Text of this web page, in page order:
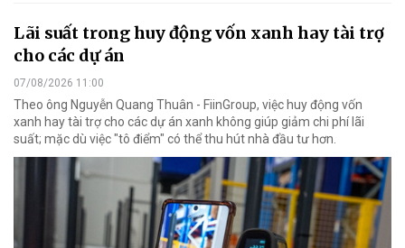
Lãi suất trong huy động vốn xanh hay tài trợ
cho các dự án
07/08/2026 11:00
Theo ông Nguyễn Quang Thuân - FiinGroup, việc huy động vốn
xanh hay tài trợ cho các dự án xanh không giúp giảm chi phí lãi
suất; mặc dù việc "tô điểm" có thể thu hút nhà đầu tư hơn.